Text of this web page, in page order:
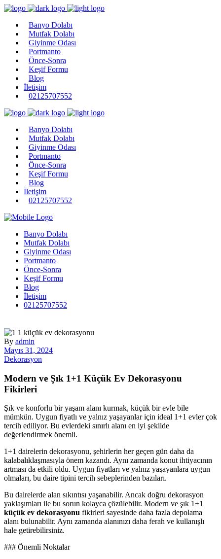
Banyo Dolabı
Mutfak Dolabı
Giyinme Odası
Portmanto
Önce-Sonra
Keşif Formu
Blog
İletişim
02125707552
Banyo Dolabı
Mutfak Dolabı
Giyinme Odası
Portmanto
Önce-Sonra
Keşif Formu
Blog
İletişim
02125707552
Banyo Dolabı
Mutfak Dolabı
Giyinme Odası
Portmanto
Önce-Sonra
Keşif Formu
Blog
İletişim
02125707552
By admin
Mayıs 31, 2024
Dekorasyon
Modern ve Şık 1+1 Küçük Ev Dekorasyonu
Fikirleri
Şık ve konforlu bir yaşam alanı kurmak, küçük bir evle bile
mümkün. Uygun fiyatlı ve yalnız yaşayanlar için ideal 1+1 evler çok
tercih ediliyor. Bu evlerdeki sınırlı alanı en iyi şekilde
değerlendirmek önemli.
1+1 dairelerin dekorasyonu, şehirlerin her geçen gün daha da
kalabalıklaşmasıyla önem kazandı. Aynı zamanda konut ihtiyacının
artması da etkili oldu. Uygun fiyatları ve yalnız yaşayanlara uygun
olmaları, bu daire tipini tercih sebeplerinden bazıları.
Bu dairelerde alan sıkıntısı yaşanabilir. Ancak doğru dekorasyon
yaklaşımları ile bu sorun kolayca çözülebilir. Modern ve şık 1+1
küçük ev dekorasyonu fikirleri sayesinde daha fazla depolama
alanı bulunabilir. Aynı zamanda alanınızı daha ferah ve kullanışlı
hale getirebilirsiniz.
### Önemli Noktalar